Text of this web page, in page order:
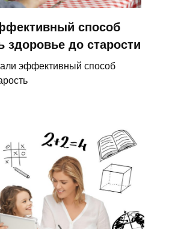
способ
здоровье до старости
эффективный способ